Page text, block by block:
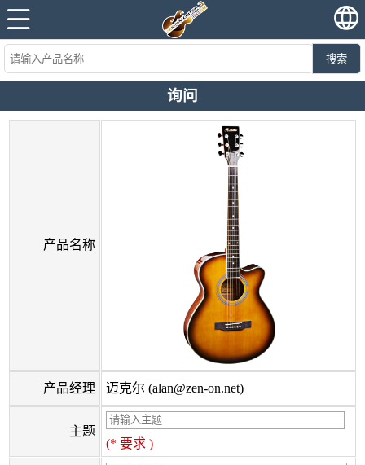
搜索
询问
产品名称
产品经理 迈克尔 (alan@zen-on.net)
主题
(* 要求 )